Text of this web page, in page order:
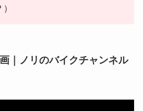
｜ノリのバイクチャンネル